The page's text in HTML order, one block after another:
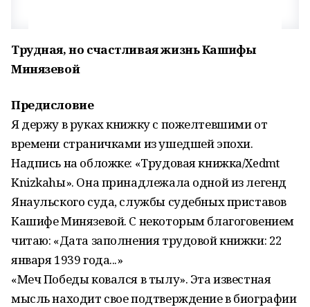
Трудная, но счастливая жизнь Кашифы
Минязевой
Предисловие
Я держу в руках книжку с пожелтевшими от
времени страничками из ушедшей эпохи.
Надпись на обложке: «Трудовая книжка/Xedmәt
Knizkahы». Она принадлежала одной из легенд
Янаульского суда, службы судебных приставов
Кашифе Минязевой. С некоторым благоговением
читаю: «Дата заполнения трудовой книжки: 22
января 1939 года...»
«Меч Победы ковался в тылу». Эта известная
мысль находит свое подтверждение в биографии